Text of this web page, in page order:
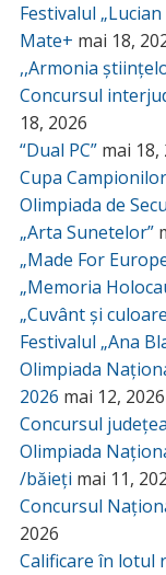
Festivalul „Lucian
Mate+ mai 18,
,,Armonia
Concursul
18, 2026
“Dual PC” mai 18,
Cupa
Olimpiada de
„Arta Sunetelor”
„Made For
„Memoria
„Cuvânt și
Festivalul „Ana
Olimpiada
2026 mai 12, 2026
Concursul
Olimpiada
/băieți mai 11,
Concursul
2026
Calificare în lotul